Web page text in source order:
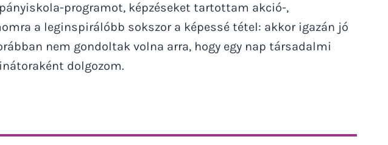
programot, képzéseket tartottam akció-,
a leginspirálóbb sokszor a képessé tétel: akkor igazán jó
nem gondoltak volna arra, hogy egy nap társadalmi
dolgozom.